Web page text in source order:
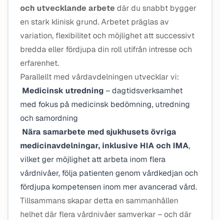
och utvecklande arbete där du snabbt bygger
en stark klinisk grund. Arbetet präglas av
variation, flexibilitet och möjlighet att successivt
bredda eller fördjupa din roll utifrån intresse och
erfarenhet.
Parallellt med vårdavdelningen utvecklar vi:
Medicinsk utredning – dagtidsverksamhet
med fokus på medicinsk bedömning, utredning
och samordning
Nära samarbete med sjukhusets övriga
medicinavdelningar, inklusive HIA och IMA,
vilket ger möjlighet att arbeta inom flera
vårdnivåer, följa patienten genom vårdkedjan och
fördjupa kompetensen inom mer avancerad vård.
Tillsammans skapar detta en sammanhållen
helhet där flera vårdnivåer samverkar – och där